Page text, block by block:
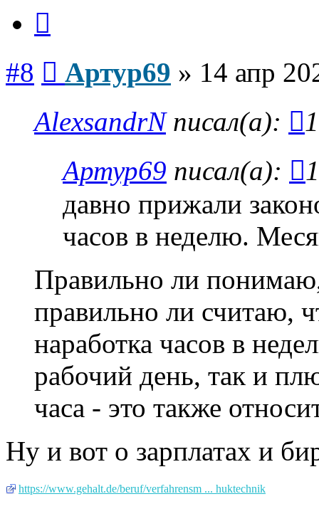
#8 Артур69 » 14 апр
AlexsandrNписал(а):
Артур69 писал(а):
давно прижали
часов в неделю.
Правильно ли
правильно ли считаю,
наработка часов в
рабочий день, так и
часа - это также
Ну и вот о зарплатах и
https://www.gehalt.de/beruf/verfahrensm ... huktechnik